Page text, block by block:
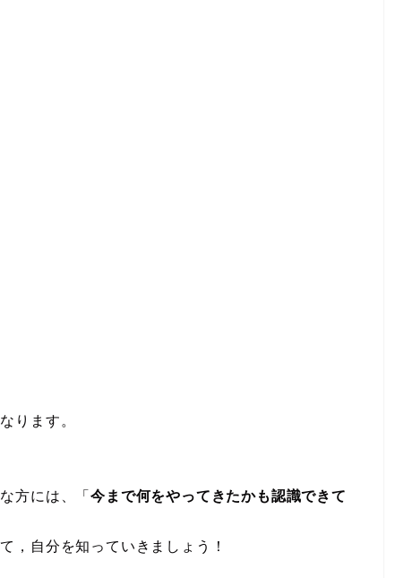
ります。
方には、「今まで何をやってきたかも認識できて
，自分を知っていきましょう！